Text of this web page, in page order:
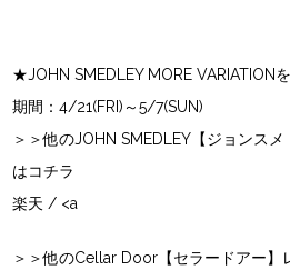
★JOHN SMEDLEY MORE VARIATION
期間：4/21(FRI)～5/7(SUN)
＞＞他のJOHN SMEDLEY【ジョンス
はコチラ
楽天 / <a
＞＞他のCellar Door【セラードアー】